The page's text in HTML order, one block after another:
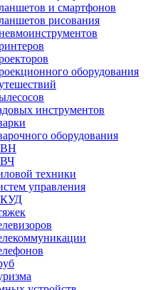
и смартфонов
рисования
оборудования
инструментов
оборудования
техники
управления